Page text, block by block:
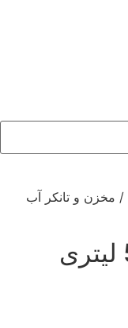
/ مخزن و تانکر آب
مخزن و تانکر آب 500 لیتری